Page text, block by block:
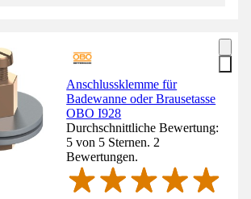
Anschlussklemme für
Badewanne oder Brausetasse
OBO I928
Durchschnittliche Bewertung:
5 von 5 Sternen. 2
Bewertungen.